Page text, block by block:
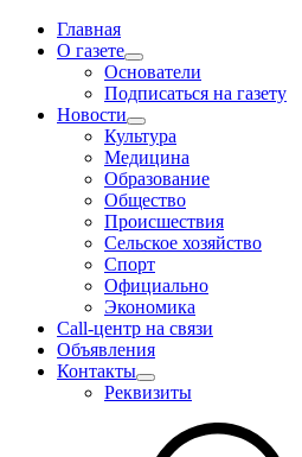
Главная
О газете
Основатели
Подписаться на газету
Новости
Культура
Медицина
Образование
Общество
Происшествия
Сельское хозяйство
Спорт
Официально
Экономика
Call-центр на связи
Объявления
Контакты
Реквизиты